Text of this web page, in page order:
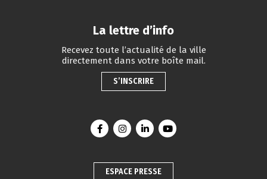
La lettre d’info
Recevez toute l’actualité de la ville
directement dans votre boîte mail.
S’INSCRIRE
Lien vers le compte Facebook
Lien vers le compte Instagram
Lien vers le compte Linkedin
Lien vers la chaîne
ESPACE PRESSE